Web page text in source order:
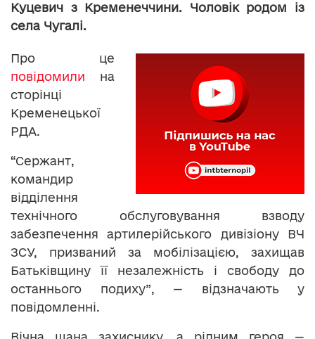
Куцевич з Кременеччини. Чоловік родом із
села Чугалі.
Про це
повідомили на
сторінці
Кременецької
РДА.
“Сержант,
командир
відділення
технічного обслуговування взводу
забезпечення артилерійського дивізіону ВЧ
ЗСУ, призваний за мобілізацією, захищав
Батьківщину її незалежність і свободу до
останнього подиху”, — відзначають у
повідомленні.